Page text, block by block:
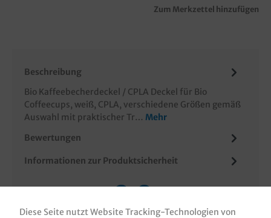
Zum Merkzettel hinzufügen
Beschreibung
Bio Kaffeebecherdeckel / CPLA Deckel für Bio
Coffeecups, weiß, CPLA, verschiedene Größen gemäß
Auswahl mit praktischer Tr… Mehr
Bewertungen
Informationen zur Produktsicherheit
Diese Seite nutzt Website Tracking-Technologien von